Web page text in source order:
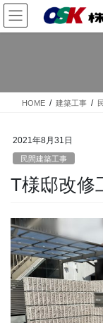
コ
ン
テ
ス
ナ
ビ
ゲ
ン
HOME 建築工事
2021年8月31日
民間建築工事
T様邸改修